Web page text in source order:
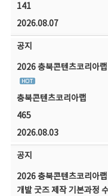
141
2026.08.07
공지
2026 충북콘텐츠코리아
충북콘텐츠코리아랩
465
2026.08.03
공지
2026 충북콘텐츠코리아
개발 굿즈 제작 기본과정